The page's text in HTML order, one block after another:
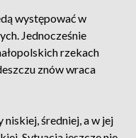
występować w
Jednocześnie
rzekach
znów wraca
średniej, a w jej